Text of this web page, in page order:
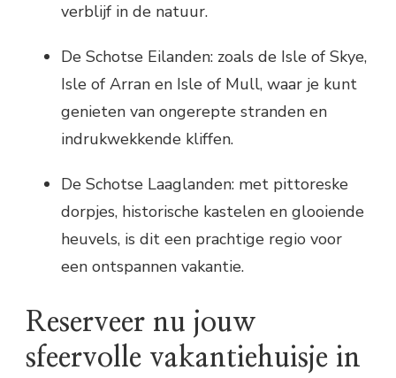
verblijf in de natuur.
De Schotse Eilanden: zoals de Isle of Skye,
Isle of Arran en Isle of Mull, waar je kunt
genieten van ongerepte stranden en
indrukwekkende kliffen.
De Schotse Laaglanden: met pittoreske
dorpjes, historische kastelen en glooiende
heuvels, is dit een prachtige regio voor
een ontspannen vakantie.
Reserveer nu jouw
sfeervolle vakantiehuisje in